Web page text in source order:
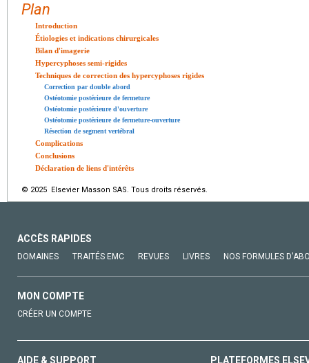
Plan
Introduction
Étiologies et indications chirurgicales
Bilan d'imagerie
Hypercyphoses semi-rigides
Techniques de correction des hypercyphoses rigides
Correction par double abord
Ostéotomie postérieure de fermeture
Ostéotomie postérieure d'ouverture
Ostéotomie postérieure de fermeture-ouverture
Résection de segment vertébral
Complications
Conclusions
Déclaration de liens d'intérêts
© 2025 Elsevier Masson SAS. Tous droits réservés.
ACCÈS RAPIDES
DOMAINES TRAITÉS EMC REVUES LIVRES NOS FORMULES
MON COMPTE
CRÉER UN COMPTE
AIDE & SUPPORT PLATEFORMES